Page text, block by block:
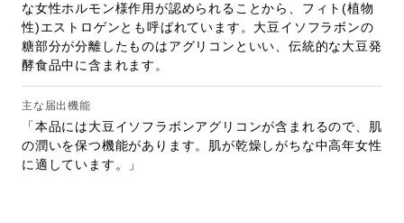
な女性ホルモン様作用が認められることから、フィト(植物
性)エストロゲンとも呼ばれています。大豆イソフラボンの
糖部分が分離したものはアグリコンといい、伝統的な大豆発
酵食品中に含まれます。
主な届出機能
「本品には大豆イソフラボンアグリコンが含まれるので、肌
の潤いを保つ機能があります。肌が乾燥しがちな中高年女性
に適しています。」